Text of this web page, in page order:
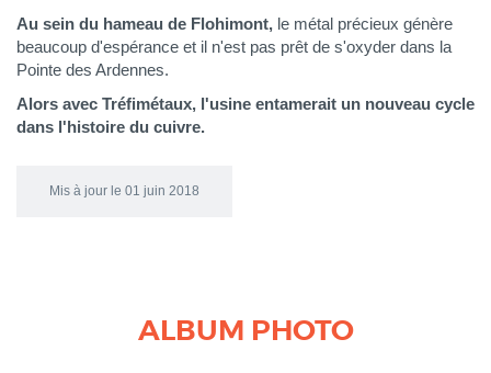
Au sein du hameau de Flohimont, le métal précieux génère
beaucoup d'espérance et il n'est pas prêt de s'oxyder dans la
Pointe des Ardennes.
Alors avec Tréfimétaux, l'usine entamerait un nouveau cycle
dans l'histoire du cuivre.
Mis à jour le 01 juin 2018
ALBUM PHOTO